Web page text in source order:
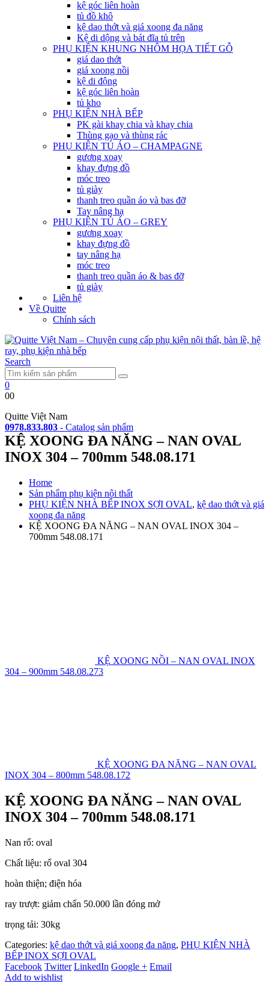
kệ góc liên hoàn
tủ đồ khô
kệ dao thớt và giá xoong đa năng
Kệ di dộng và bát đĩa tủ trên
PHỤ KIỆN KHUNG NHÔM HỌA TIẾT GỖ
giá dao thớt
giá xoong nồi
kệ di động
kệ góc liên hoàn
tủ kho
PHỤ KIỆN NHÀ BẾP
PK gài khay chia và khay chia
Thùng gạo và thùng rác
PHỤ KIỆN TỦ ÁO – CHAMPAGNE
gương xoay
khay đựng đồ
móc treo
tủ giày
thanh treo quần áo và bas đỡ
Tay nâng hạ
PHỤ KIỆN TỦ ÁO – GREY
gương xoay
khay đựng đồ
tay nâng hạ
móc treo
thanh treo quần áo & bas đỡ
tủ giày
Liên hệ
Về Quitte
Chính sách
Search
0
00
Quitte Việt Nam
0978.833.803 - Catalog sản phẩm
KỆ XOONG ĐA NĂNG – NAN OVAL
INOX 304 – 700mm 548.08.171
Home
Sản phẩm phụ kiện nội thất
PHỤ KIỆN NHÀ BẾP INOX SỢI OVAL, kệ dao thớt và giá
xoong đa năng
KỆ XOONG ĐA NĂNG – NAN OVAL INOX 304 –
700mm 548.08.171
KỆ XOONG NỒI – NAN OVAL INOX
304 – 900mm 548.08.273
KỆ XOONG ĐA NĂNG – NAN OVAL
INOX 304 – 800mm 548.08.172
KỆ XOONG ĐA NĂNG – NAN OVAL
INOX 304 – 700mm 548.08.171
Nan rổ: oval
Chất liệu: rổ oval 304
hoàn thiện; điện hóa
ray trượt: giảm chấn 50.000 lần đóng mở
trọng tải: 30kg
Categories: kệ dao thớt và giá xoong đa năng, PHỤ KIỆN NHÀ
BẾP INOX SỢI OVAL
Facebook Twitter LinkedIn Google + Email
Add to wishlist